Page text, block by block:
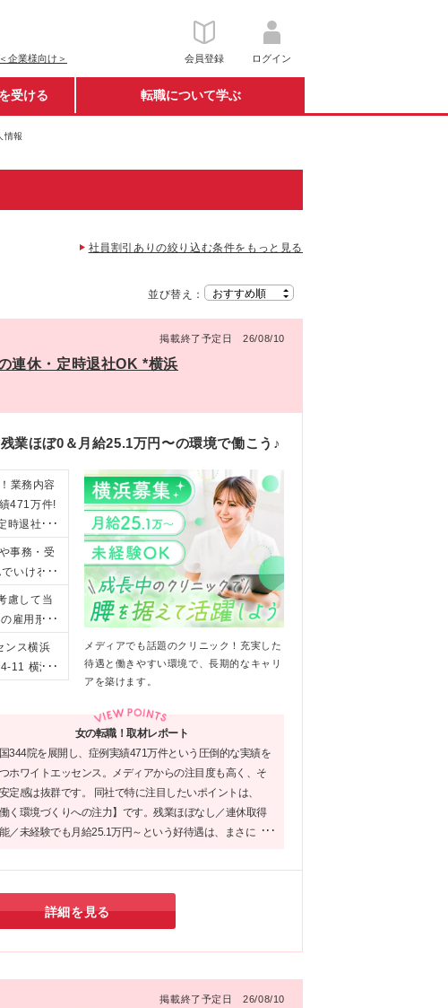
企業様向け＞ 会員登録 ログイン
受ける 転職について学ぶ
情報
社員割引ありの絞り込む条件をもっと見る
並び替え：
掲載終了予定日 26/08/10
連休・定時退社OK *横浜
業ほぼ0＆月給25.1万円〜の環境で働こう♪
業務内容
471万件!
時退社OK
事務・受
いける環
＼こん
企業で
慮して当
雇用形
が含まれ
を含み
間分は、
、土日
）／賞与
ンス横浜
11 横浜
・根岸
3分 みな
県 ※(変
メディアでも話題のクリニック！充実した
待遇と働きやすい環境で、長期的なキャリ
アを築けます。
女の転職！取材レポート
344院を展開し、症例実績471万件という圧倒的な実績を
ホワイトエッセンス。メディアからの注目度も高く、そ
定感は抜群です。 同社で特に注目したいポイントは、
働く環境づくりへの注力】です。残業ほぼなし／連休取得
／未経験でも月給25.1万円～という好待遇は、まさに
環境で新しい一歩を踏み出したい方に、ぜひおすすめし
企業様です!
詳細を見る
掲載終了予定日 26/08/10